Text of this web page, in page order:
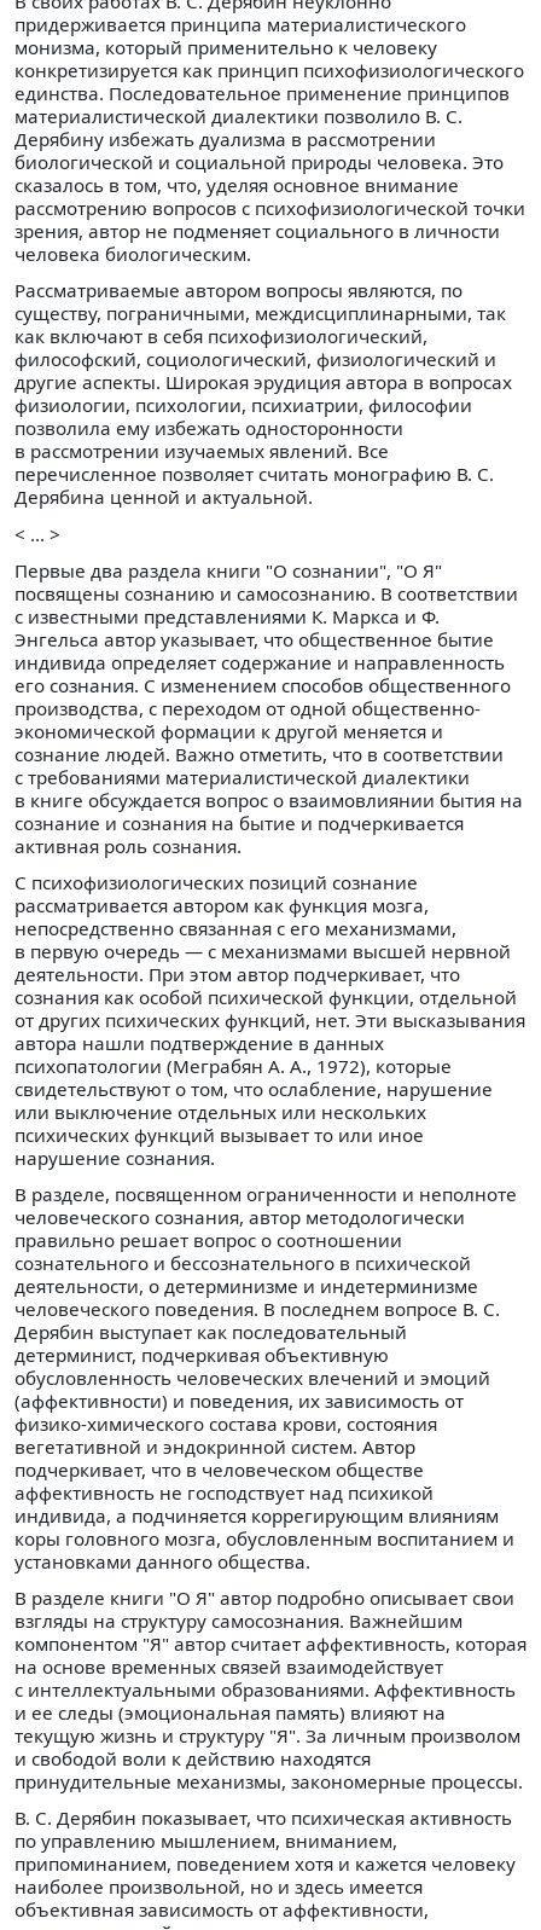
придерживается принципа материалистического
монизма, который применительно к человеку
конкретизируется как принцип психофизиологического
единства. Последовательное применение принципов
материалистической диалектики позволило В. С.
Дерябину избежать дуализма в рассмотрении
биологической и социальной природы человека. Это
сказалось в том, что, уделяя основное внимание
рассмотрению вопросов с психофизиологической точки
зрения, автор не подменяет социального в личности
человека биологическим.
Рассматриваемые автором вопросы являются, по
существу, пограничными, междисциплинарными, так
как включают в себя психофизиологический,
философский, социологический, физиологический и
другие аспекты. Широкая эрудиция автора в вопросах
физиологии, психологии, психиатрии, философии
позволила ему избежать односторонности
в рассмотрении изучаемых явлений. Все
перечисленное позволяет считать монографию В. С.
Дерябина ценной и актуальной.
< ... >
Первые два раздела книги "О сознании", "О Я"
посвящены сознанию и самосознанию. В соответствии
с известными представлениями К. Маркса и Ф.
Энгельса автор указывает, что общественное бытие
индивида определяет содержание и направленность
его сознания. С изменением способов общественного
производства, с переходом от одной общественно-
экономической формации к другой меняется и
сознание людей. Важно отметить, что в соответствии
с требованиями материалистической диалектики
в книге обсуждается вопрос о взаимовлиянии бытия на
сознание и сознания на бытие и подчеркивается
активная роль сознания.
С психофизиологических позиций сознание
рассматривается автором как функция мозга,
непосредственно связанная с его механизмами,
в первую очередь — с механизмами высшей нервной
деятельности. При этом автор подчеркивает, что
сознания как особой психической функции, отдельной
от других психических функций, нет. Эти высказывания
автора нашли подтверждение в данных
психопатологии (Меграбян А. А., 1972), которые
свидетельствуют о том, что ослабление, нарушение
или выключение отдельных или нескольких
психических функций вызывает то или иное
нарушение сознания.
В разделе, посвященном ограниченности и неполноте
человеческого сознания, автор методологически
правильно решает вопрос о соотношении
сознательного и бессознательного в психической
деятельности, о детерминизме и индетерминизме
человеческого поведения. В последнем вопросе В. С.
Дерябин выступает как последовательный
детерминист, подчеркивая объективную
обусловленность человеческих влечений и эмоций
(аффективности) и поведения, их зависимость от
физико-химического состава крови, состояния
вегетативной и эндокринной систем. Автор
подчеркивает, что в человеческом обществе
аффективность не господствует над психикой
индивида, а подчиняется коррегирующим влияниям
коры головного мозга, обусловленным воспитанием и
установками данного общества.
В разделе книги "О Я" автор подробно описывает свои
взгляды на структуру самосознания. Важнейшим
компонентом "Я" автор считает аффективность, которая
на основе временных связей взаимодействует
с интеллектуальными образованиями. Аффективность
и ее следы (эмоциональная память) влияют на
текущую жизнь и структуру "Я". За личным произволом
и свободой воли к действию находятся
принудительные механизмы, закономерные процессы.
В. С. Дерябин показывает, что психическая активность
по управлению мышлением, вниманием,
припоминанием, поведением хотя и кажется человеку
наиболее произвольной, но и здесь имеется
объективная зависимость от аффективности,